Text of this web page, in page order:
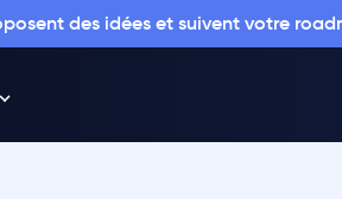
des idées et suivent votre